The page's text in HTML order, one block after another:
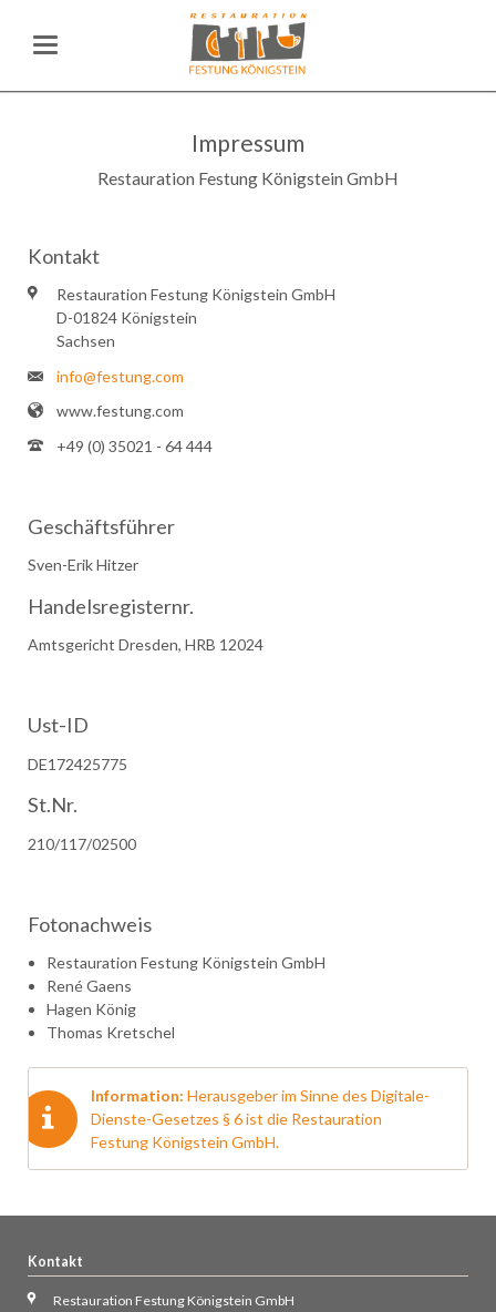
Impressum
Restauration Festung Königstein GmbH
Kontakt
Restauration Festung Königstein GmbH
D-01824 Königstein
Sachsen
info@festung.com
www.festung.com
+49 (0) 35021 - 64 444
Geschäftsführer
Sven-Erik Hitzer
Handelsregisternr.
Amtsgericht Dresden, HRB 12024
Ust-ID
DE172425775
St.Nr.
210/117/02500
Fotonachweis
Restauration Festung Königstein GmbH
René Gaens
Hagen König
Thomas Kretschel
Information: Herausgeber im Sinne des Digitale-
Dienste-Gesetzes § 6 ist die Restauration
Festung Königstein GmbH.
Kontakt
Restauration Festung Königstein GmbH